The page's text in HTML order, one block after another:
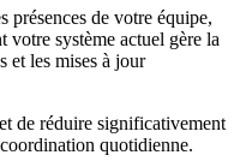
présences de votre équipe,
votre système actuel gère la
et les mises à jour
de réduire significativement
quotidienne.